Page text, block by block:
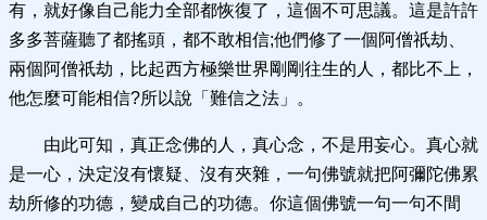
有，就好像自己能力全部都恢復了，這個不可思議。這是許許
多多菩薩聽了都搖頭，都不敢相信;他們修了一個阿僧祇劫、
兩個阿僧祇劫，比起西方極樂世界剛剛往生的人，都比不上，
他怎麼可能相信?所以說「難信之法」。
由此可知，真正念佛的人，真心念，不是用妄心。真心就
是一心，決定沒有懷疑、沒有夾雜，一句佛號就把阿彌陀佛累
劫所修的功德，變成自己的功德。你這個佛號一句一句不間